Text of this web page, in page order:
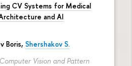
CV Systems for Medical
and AI
Boris, Shershakov S.
Vision and Pattern